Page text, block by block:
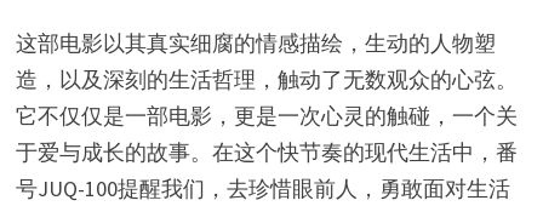
这部电影以其真实细腐的情感描绘，生动的人物塑
造，以及深刻的生活哲理，触动了无数观众的心弦。
它不仅仅是一部电影，更是一次心灵的触碰，一个关
于爱与成长的故事。在这个快节奏的现代生活中，番
号JUQ-100提醒我们，去珍惜眼前人，勇敢面对生活